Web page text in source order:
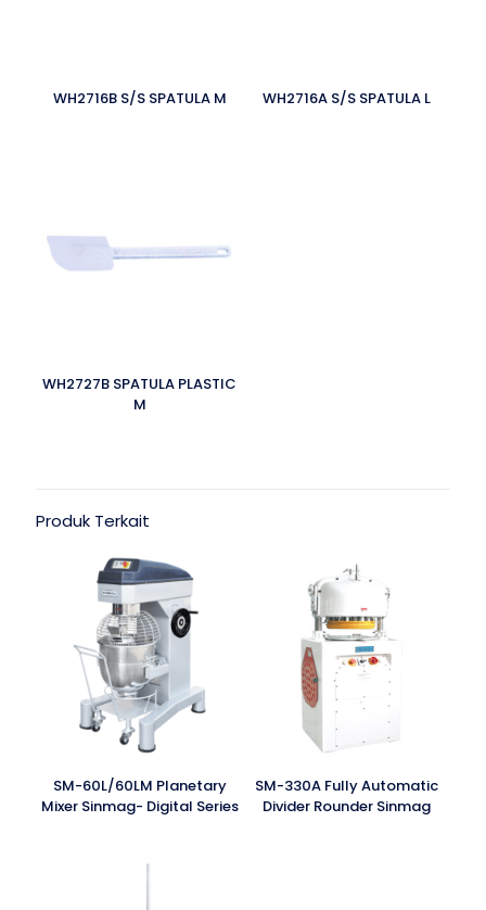
WH2716B S/S SPATULA M WH2716A S/S SPATULA L
WH2727B SPATULA PLASTIC
M
Produk Terkait
SM-60L/60LM Planetary
Mixer Sinmag- Digital Series
SM-330A Fully Automatic
Divider Rounder Sinmag